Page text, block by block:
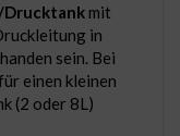
Drucktank mit
in
sein. Bei
einen kleinen
(2 oder 8L)